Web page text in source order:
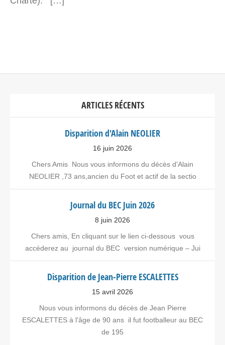
ARTICLES RÉCENTS
Disparition d'Alain NEOLIER
16 juin 2026
Chers Amis Nous vous informons du décès d'Alain
NEOLIER ,73 ans,ancien du Foot et actif de la sectio
Journal du BEC Juin 2026
8 juin 2026
Chers amis, En cliquant sur le lien ci-dessous vous
accéderez au journal du BEC version numérique – Jui
Disparition de Jean-Pierre ESCALETTES
15 avril 2026
Nous vous informons du décès de Jean Pierre
ESCALETTES à l'âge de 90 ans il fut footballeur au BEC
de 195